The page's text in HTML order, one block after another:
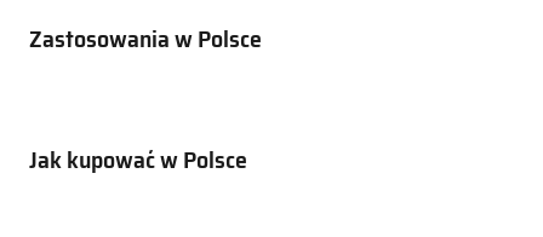
Zastosowania w Polsce
Jak kupować w Polsce